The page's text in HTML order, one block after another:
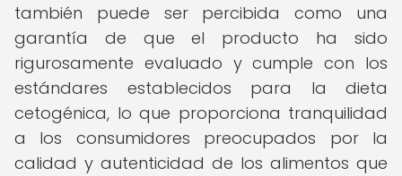
también puede ser percibida como una
garantía de que el producto ha sido
rigurosamente evaluado y cumple con los
estándares establecidos para la dieta
cetogénica, lo que proporciona tranquilidad
a los consumidores preocupados por la
calidad y autenticidad de los alimentos que